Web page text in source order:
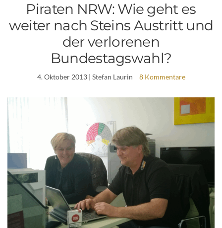
Piraten NRW: Wie geht es
weiter nach Steins Austritt und
der verlorenen
Bundestagswahl?
4. Oktober 2013| Stefan Laurin 8 Kommentare